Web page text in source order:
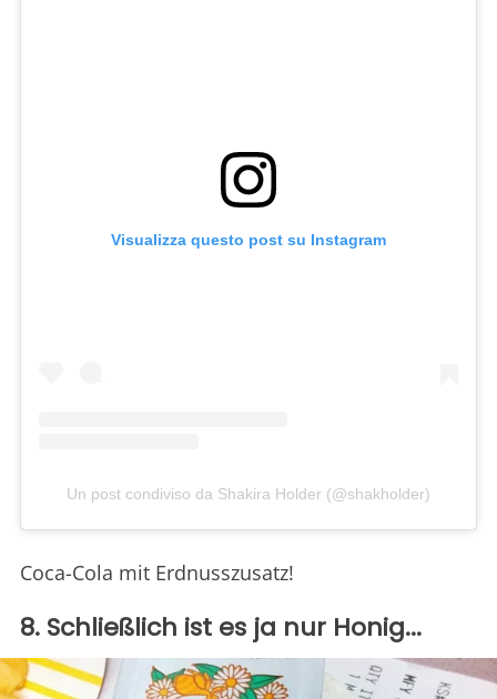
Visualizza questo post su Instagram
Un post condiviso da Shakira Holder (@shakholder)
Coca-Cola mit Erdnusszusatz!
8. Schließlich ist es ja nur Honig...